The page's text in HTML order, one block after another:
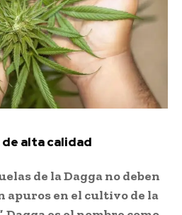
de alta calidad
de la Dagga no deben
apuros en el cultivo de la